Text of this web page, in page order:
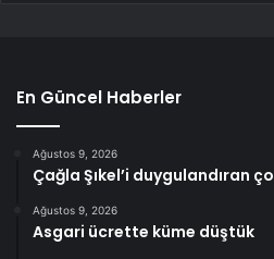
En Güncel Haberler
Ağustos 9, 2026
Çağla Şıkel’i duygulandıran
Ağustos 9, 2026
Asgari ücrette küme düştük